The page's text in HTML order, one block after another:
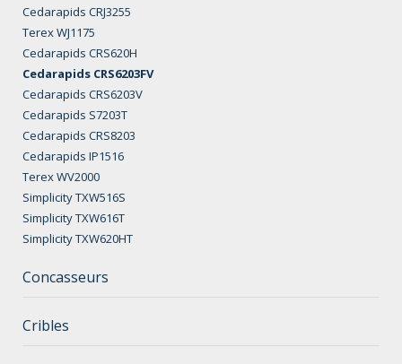
Cedarapids CRJ3255
Terex WJ1175
Cedarapids CRS620H
Cedarapids CRS6203FV
Cedarapids CRS6203V
Cedarapids S7203T
Cedarapids CRS8203
Cedarapids IP1516
Terex WV2000
Simplicity TXW516S
Simplicity TXW616T
Simplicity TXW620HT
Concasseurs
Cribles